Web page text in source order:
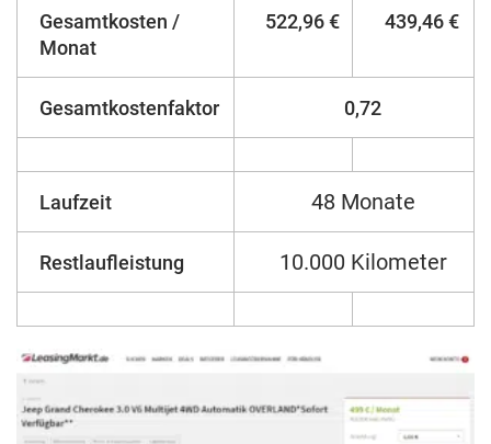
Gesamtkosten /
Monat
522,96 € 439,46 €
Gesamtkostenfaktor 0,72
Laufzeit 48 Monate
Restlaufleistung 10.000 Kilometer